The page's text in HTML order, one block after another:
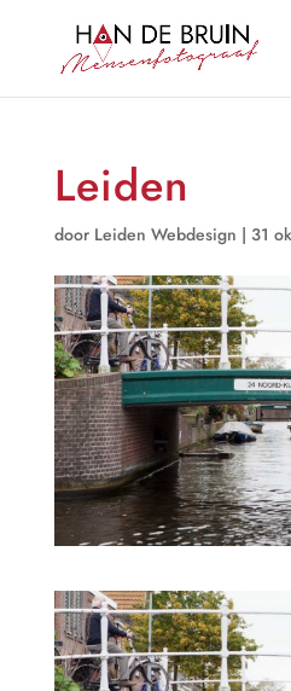
Leiden
door Leiden Webdesign | 31